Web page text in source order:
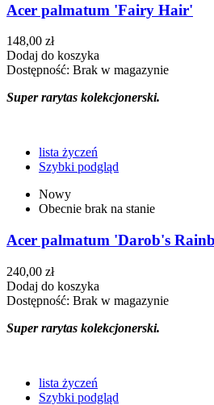
Acer palmatum 'Fairy Hair'
148,00 zł
Dodaj do koszyka
Dostępność: Brak w magazynie
Super rarytas kolekcjonerski.
lista życzeń
Szybki podgląd
Nowy
Obecnie brak na stanie
Acer palmatum 'Darob's
240,00 zł
Dodaj do koszyka
Dostępność: Brak w magazynie
Super rarytas kolekcjonerski.
lista życzeń
Szybki podgląd